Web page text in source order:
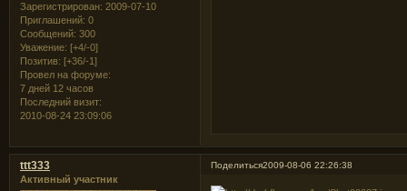
Зарегистрирован: 2009-07-10
Приглашений: 0
Сообщений: 300
Уважение: [+4/-0]
Позитив: [+36/-1]
Провел на форуме:
7 дней 12 часов
Последний визит:
2010-08-24 23:09:06
Поделиться2009-08-06 22:26:38
ttt333
Активный участник